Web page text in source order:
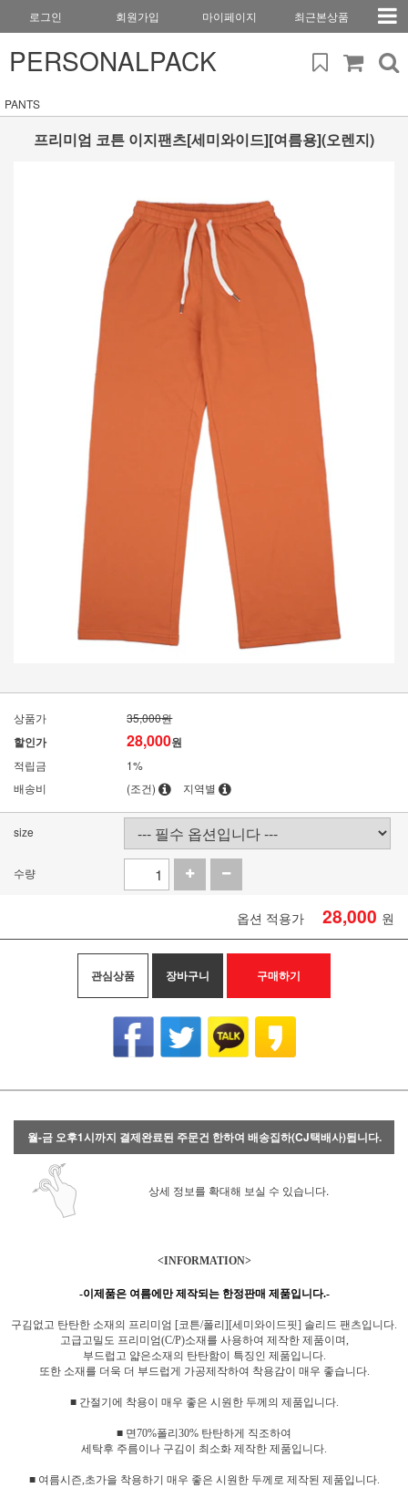
로그인 회원가입 마이페이지 최근본상품
PERSONALPACK
PANTS
프리미엄 코튼 이지팬츠[세미와이드][여름용](오렌지)
상품가 35,000원
할인가 28,000원
적립금
1%
배송비
(조건) 지역별
size
수량
옵션 적용가 28,000 원
관심상품 장바구니 구매하기
월-금 오후1시까지 결제완료된 주문건 한하여 배송집하(CJ택배사)됩니다.
상세 정보를 확대해 보실 수 있습니다.
<INFORMATION>
-이제품은 여름에만 제작되는 한정판매 제품입니다.-
구김없고 탄탄한 소재의 프리미엄 [코튼/폴리][세미와이드핏] 솔리드 팬츠입니다.
고급고밀도 프리미엄(C/P)소재를 사용하여 제작한 제품이며,
부드럽고 얇은소재의 탄탄함이 특징인 제품입니다.
또한 소재를 더욱 더 부드럽게 가공제작하여 착용감이 매우 좋습니다.
■ 간절기에 착용이 매우 좋은 시원한 두께의 제품입니다.
■ 면70%폴리30% 탄탄하게 직조하여
세탁후 주름이나 구김이 최소화 제작한 제품입니다.
■ 여름시즌,초가을 착용하기 매우 좋은 시원한 두께로 제작된 제품입니다.